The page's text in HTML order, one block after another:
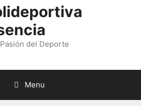
del Deporte
Menu